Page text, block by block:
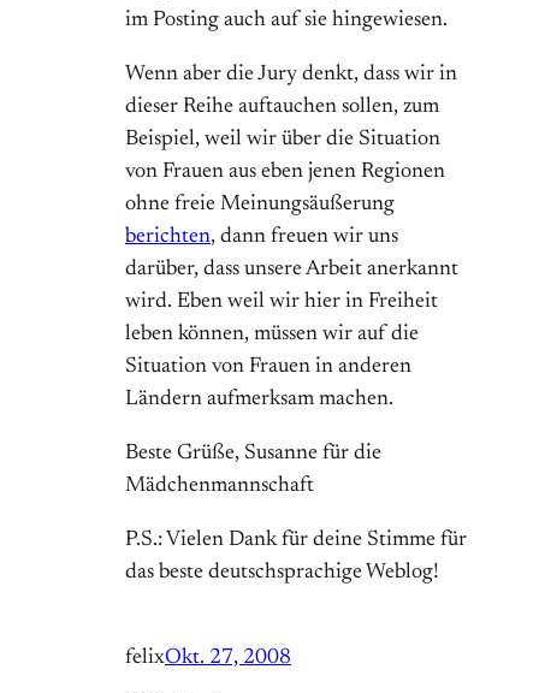
im Posting auch auf sie hingewiesen.
Wenn aber die Jury denkt, dass wir in
dieser Reihe auftauchen sollen, zum
Beispiel, weil wir über die Situation
von Frauen aus eben jenen Regionen
ohne freie Meinungsäußerung
berichten, dann freuen wir uns
darüber, dass unsere Arbeit anerkannt
wird. Eben weil wir hier in Freiheit
leben können, müssen wir auf die
Situation von Frauen in anderen
Ländern aufmerksam machen.
Beste Grüße, Susanne für die
Mädchenmannschaft
P.S.: Vielen Dank für deine Stimme für
das beste deutschsprachige Weblog!
felixOkt. 27, 2008